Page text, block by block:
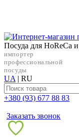
Посуда для HoReCa
импортер
профессиональной
посуды
UA | RU
+38‎0 (93) 677 88 83
Заказать звонок